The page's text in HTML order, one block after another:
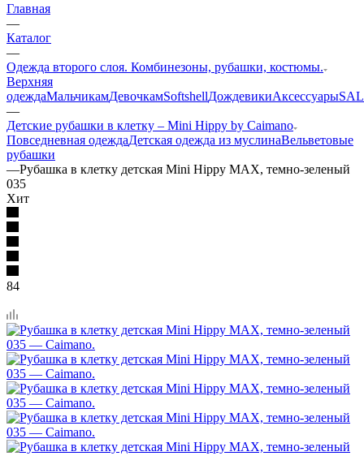
Главная
—
Каталог
—
Одежда второго слоя. Комбинезоны, рубашки, костюмы.
Верхняя
одеждаМальчикамДевочкамSoftshellДождевикиАксессуары
—
Детские рубашки в клетку – Mini Hippy by Caimano
Повседневная одеждаДетская одежда из муслинаВельветовые
рубашки
—Рубашка в клетку детская Mini Hippy MAX, темно-зеленый
035
Хит
84